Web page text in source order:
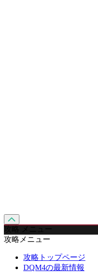
攻略 メニュー
攻略メニュー
攻略トップページ
DQM4の最新情報